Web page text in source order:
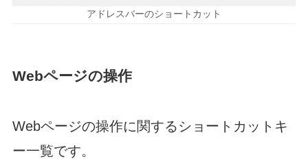
アドレスバーのショートカット
Webページの操作
Webページの操作に関するショートカットキ
ー一覧です。